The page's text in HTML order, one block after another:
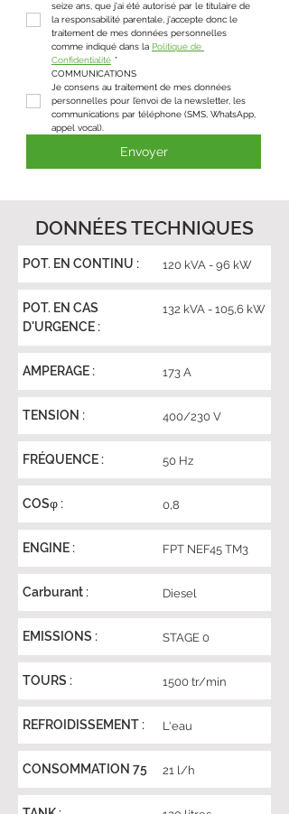
seize ans, que j'ai été autorisé par le titulaire de
la responsabilité parentale, j'accepte donc le
traitement de mes données personnelles
comme indiqué dans la Politique de
Confidentialité *
COMMUNICATIONS
Je consens au traitement de mes données
personnelles pour l’envoi de la newsletter, les
communications par téléphone (SMS, WhatsApp,
appel vocal).
Envoyer
DONNÉES TECHNIQUES
POT. EN CONTINU : 120 kVA - 96 kW
POT. EN CAS
D'URGENCE :
132 kVA - 105,6 kW
AMPERAGE : 173 A
TENSION : 400/230 V
FRÉQUENCE : 50 Hz
COSφ : 0,8
ENGINE : FPT NEF45 TM3
Carburant : Diesel
EMISSIONS : STAGE 0
TOURS : 1500 tr/min
REFROIDISSEMENT : L'eau
CONSOMMATION 75 21 l/h